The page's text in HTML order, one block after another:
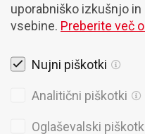
uporabniško izkušnjo
vsebine. Preberite več
Nujni piškotki
Analitični piškotki
Oglaševalski